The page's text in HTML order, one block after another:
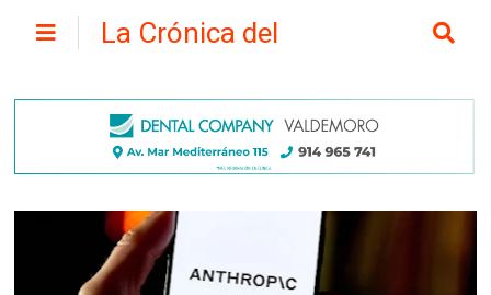
La Crónica del